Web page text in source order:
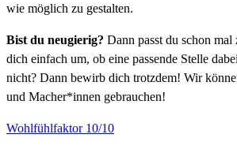
wie möglich zu gestalten.
Bist du neugierig? Dann passt du schon mal
dich einfach um, ob eine passende Stelle
nicht? Dann bewirb dich trotzdem! Wir
und Macher*innen gebrauchen!
Wohlfühlfaktor 10/10